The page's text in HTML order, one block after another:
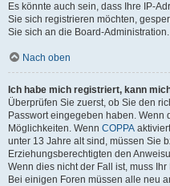
Es könnte auch sein, dass Ihre IP-
Sie sich registrieren möchten,
Sie sich an die Board-Administration.
Nach oben
Ich habe mich registriert, kann
Überprüfen Sie zuerst, ob Sie den
Passwort eingegeben haben. Wenn
Möglichkeiten. Wenn COPPA
unter 13 Jahre alt sind, müssen Sie
Erziehungsberechtigten den
Wenn dies nicht der Fall ist, muss
Bei einigen Foren müssen alle neu